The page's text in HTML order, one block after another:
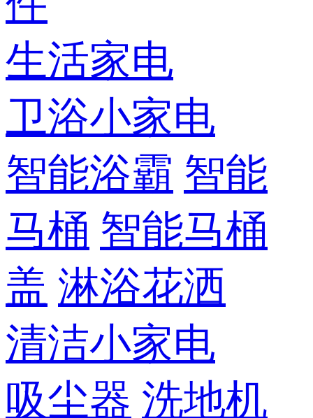
生活家电
卫浴小家电
智能浴霸 智能
马桶 智能马桶
盖 淋浴花洒
清洁小家电
吸尘器 洗地机